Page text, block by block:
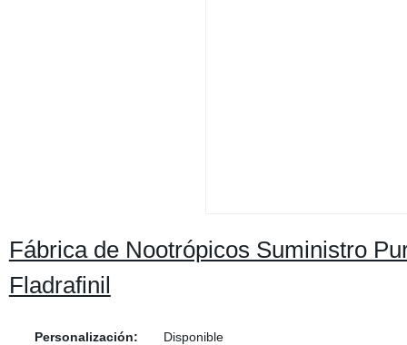
Fábrica de Nootrópicos Suministro
Fladrafinil
Personalización:
Disponible